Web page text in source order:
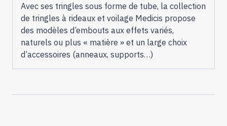
Avec ses tringles sous forme de tube, la collection
de tringles à rideaux et voilage Medicis propose
des modèles d’embouts aux effets variés,
naturels ou plus « matière » et un large choix
d’accessoires (anneaux, supports…)